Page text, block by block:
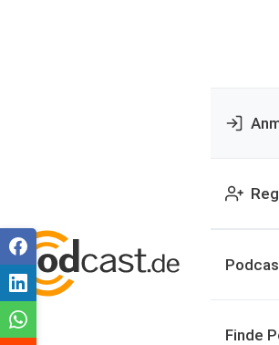
Finde